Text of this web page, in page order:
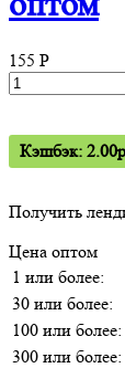
155 P
Кэшбэк: 2.00p
Получить
Цена оптом
1 или более:
30 или более:
100 или более:
300 или более: